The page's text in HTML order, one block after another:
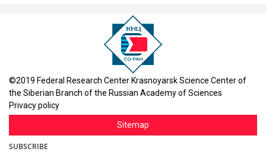
©2019 Federal Research Center Krasnoyarsk Science Center of
the Siberian Branch of the Russian Academy of Sciences
Privacy policy
Sitemap
SUBSCRIBE